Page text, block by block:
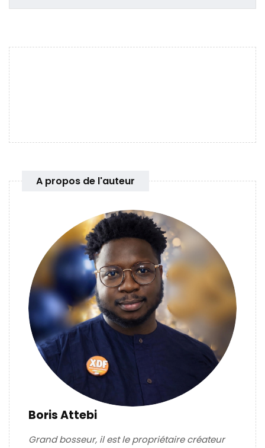
A propos de l'auteur
Boris Attebi
Grand bosseur, il est le propriétaire créateur